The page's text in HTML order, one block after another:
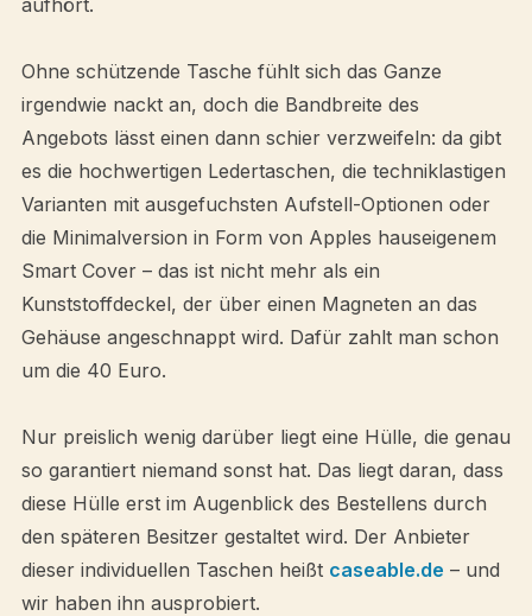
aufhört.
Ohne schützende Tasche fühlt sich das Ganze
irgendwie nackt an, doch die Bandbreite des
Angebots lässt einen dann schier verzweifeln: da gibt
es die hochwertigen Ledertaschen, die techniklastigen
Varianten mit ausgefuchsten Aufstell-Optionen oder
die Minimalversion in Form von Apples hauseigenem
Smart Cover – das ist nicht mehr als ein
Kunststoffdeckel, der über einen Magneten an das
Gehäuse angeschnappt wird. Dafür zahlt man schon
um die 40 Euro.
Nur preislich wenig darüber liegt eine Hülle, die genau
so garantiert niemand sonst hat. Das liegt daran, dass
diese Hülle erst im Augenblick des Bestellens durch
den späteren Besitzer gestaltet wird. Der Anbieter
dieser individuellen Taschen heißt caseable.de – und
wir haben ihn ausprobiert.